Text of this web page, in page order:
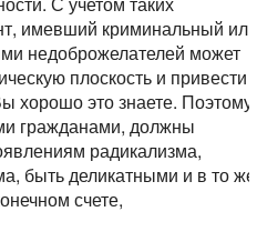
имевший криминальный
недоброжелателей может
плоскость и привести
хорошо это знаете. Поэтому
гражданами, должны
радикализма,
быть деликатными и в то же
счете,